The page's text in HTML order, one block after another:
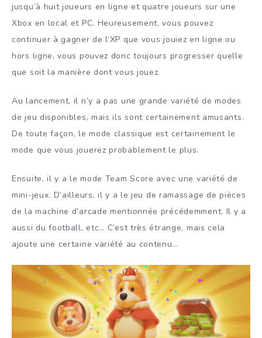
jusqu’à huit joueurs en ligne et quatre joueurs sur une
Xbox en local et PC. Heureusement, vous pouvez
continuer à gagner de l’XP que vous jouiez en ligne ou
hors ligne, vous pouvez donc toujours progresser quelle
que soit la manière dont vous jouez.
Au lancement, il n’y a pas une grande variété de modes
de jeu disponibles, mais ils sont certainement amusants.
De toute façon, le mode classique est certainement le
mode que vous jouerez probablement le plus.
Ensuite, il y a le mode Team Score avec une variété de
mini-jeux. D’ailleurs, il y a le jeu de ramassage de pièces
de la machine d’arcade mentionnée précédemment. Il y a
aussi du football, etc… C’est très étrange, mais cela
ajoute une certaine variété au contenu…